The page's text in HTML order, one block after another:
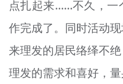
点扎起来……不久，一
作完成了。同时活动
来理发的居民络绎不
理发的需求和喜好，量